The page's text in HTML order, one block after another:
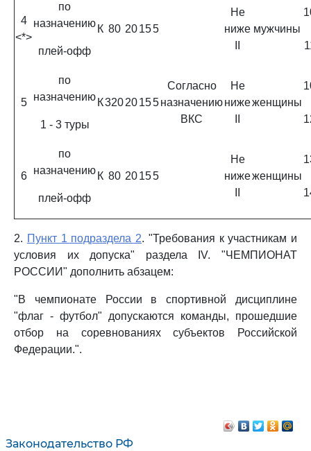
Законодательство РФ
4
<*>
по
назначению
плей-офф
К 80 20155
Не
ниже мужчины
5
по
назначению
1 - 3 туры
К32020155
Согласно
назначению
ВКС
Не
нижеженщины
6
по
назначению
плей-офф
К 80 20155
Не
нижеженщины
2. Пункт 1 подраздела 2. "Требования к участникам и
условия их допуска" раздела IV. "ЧЕМПИОНАТ
РОССИИ" дополнить абзацем:
"В чемпионате России в спортивной дисциплине
"флаг - футбол" допускаются команды, прошедшие
отбор на соревнованиях субъектов Российской
Федерации.".